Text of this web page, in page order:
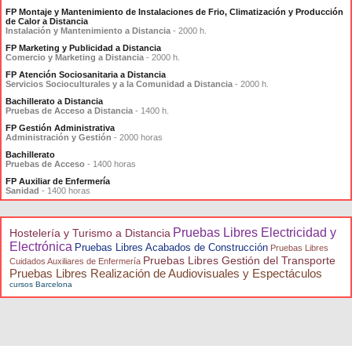
FP Montaje y Mantenimiento de Instalaciones de Frio, Climatización y Producción
de Calor a Distancia
Instalación y Mantenimiento a Distancia - 2000 h.
FP Marketing y Publicidad a Distancia
Comercio y Marketing a Distancia - 2000 h.
FP Atención Sociosanitaria a Distancia
Servicios Socioculturales y a la Comunidad a Distancia - 2000 h.
Bachillerato a Distancia
Pruebas de Acceso a Distancia - 1400 h.
FP Gestión Administrativa
Administración y Gestión - 2000 horas
Bachillerato
Pruebas de Acceso - 1400 horas
FP Auxiliar de Enfermería
Sanidad - 1400 horas
Hostelería y Turismo a Distancia Pruebas Libres Electricidad y
Electrónica Pruebas Libres Acabados de Construcción Pruebas Libres
Cuidados Auxiliares de Enfermería Pruebas Libres Gestión del Transporte
Pruebas Libres Realización de Audiovisuales y Espectáculos
cursos Barcelona